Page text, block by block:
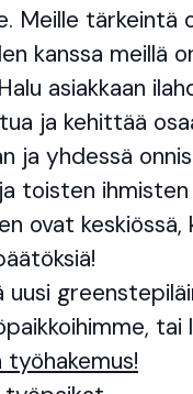
Meille tärkeintä
kanssa meillä
asiakkaan
ja kehittää
ja yhdessä
toisten ihmisten
ovat
uusi
tai
työhakemus!